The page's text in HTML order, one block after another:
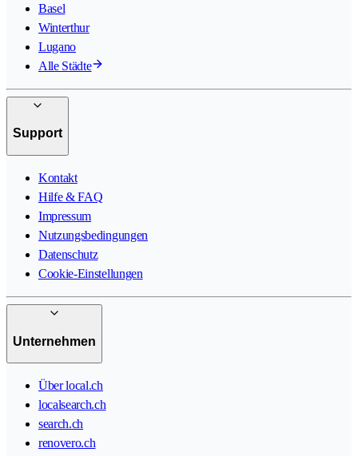
Basel
Winterthur
Lugano
Alle Städte
Support
Kontakt
Hilfe & FAQ
Impressum
Nutzungsbedingungen
Datenschutz
Cookie-Einstellungen
Unternehmen
Über local.ch
localsearch.ch
search.ch
renovero.ch